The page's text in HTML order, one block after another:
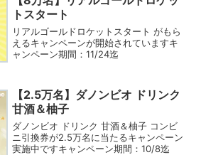
トスタート
リアルゴールドロケットスタート がもら
えるキャンペーンが開始されていますキ
ャンペーン期間：11/24迄
【2.5万名】ダノンビオ ドリンク
甘酒＆柚子
ダノンビオ ドリンク 甘酒＆柚子 コンビ
ニ引換券が2.5万名に当たるキャンペーン
実施中ですキャンペーン期間：10/8迄